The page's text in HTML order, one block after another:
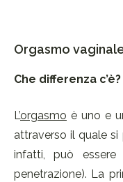
Orgasmo
Che differenza c’è?
L’orgasmo è uno e
attraverso il quale si
infatti, può
penetrazione). La